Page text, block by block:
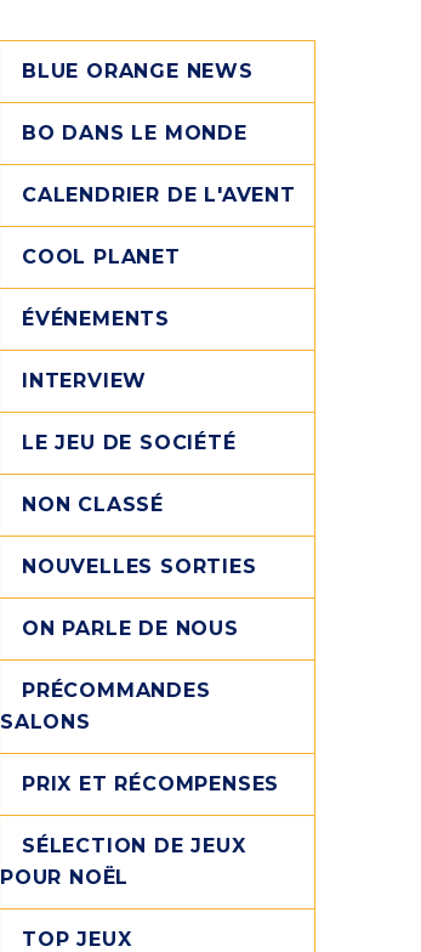
BLUE ORANGE NEWS
BO DANS LE MONDE
CALENDRIER DE L'AVENT
COOL PLANET
ÉVÉNEMENTS
INTERVIEW
LE JEU DE SOCIÉTÉ
NON CLASSÉ
NOUVELLES SORTIES
ON PARLE DE NOUS
PRÉCOMMANDES
SALONS
PRIX ET RÉCOMPENSES
SÉLECTION DE JEUX
POUR NOËL
TOP JEUX